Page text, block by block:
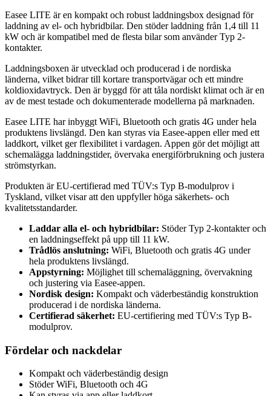
Easee LITE är en kompakt och robust laddningsbox designad för
laddning av el- och hybridbilar. Den stöder laddning från 1,4 till 11
kW och är kompatibel med de flesta bilar som använder Typ 2-
kontakter.
Laddningsboxen är utvecklad och producerad i de nordiska
länderna, vilket bidrar till kortare transportvägar och ett mindre
koldioxidavtryck. Den är byggd för att tåla nordiskt klimat och är en
av de mest testade och dokumenterade modellerna på marknaden.
Easee LITE har inbyggt WiFi, Bluetooth och gratis 4G under hela
produktens livslängd. Den kan styras via Easee-appen eller med ett
laddkort, vilket ger flexibilitet i vardagen. Appen gör det möjligt att
schemalägga laddningstider, övervaka energiförbrukning och justera
strömstyrkan.
Produkten är EU-certifierad med TÜV:s Typ B-modulprov i
Tyskland, vilket visar att den uppfyller höga säkerhets- och
kvalitetsstandarder.
Laddar alla el- och hybridbilar: Stöder Typ 2-kontakter och
en laddningseffekt på upp till 11 kW.
Trådlös anslutning: WiFi, Bluetooth och gratis 4G under
hela produktens livslängd.
Appstyrning: Möjlighet till schemaläggning, övervakning
och justering via Easee-appen.
Nordisk design: Kompakt och väderbeständig konstruktion
producerad i de nordiska länderna.
Certifierad säkerhet: EU-certifiering med TÜV:s Typ B-
modulprov.
Fördelar och nackdelar
Kompakt och väderbeständig design
Stöder WiFi, Bluetooth och 4G